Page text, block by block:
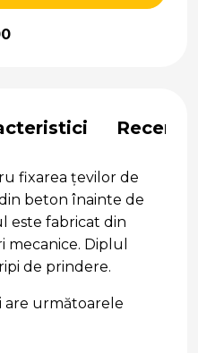
fixarea țevilor de
beton înainte de
este fabricat din
mecanice. Diplul
de prindere.
are următoarele